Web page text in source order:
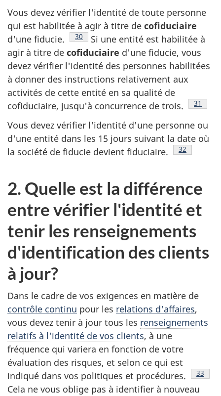
Vous devez vérifier l'identité de toute personne
qui est habilitée à agir à titre de cofiduciaire
d'une fiducie.
Note de bas de page
30
Si une entité est habilitée à
agir à titre de cofiduciaire d'une fiducie, vous
devez vérifier l'identité des personnes habilitées
à donner des instructions relativement aux
activités de cette entité en sa qualité de
cofiduciaire, jusqu'à concurrence de trois.
Note
31
Vous devez vérifier l'identité d'une personne ou
d'une entité dans les 15 jours suivant la date où
la société de fiducie devient fiduciaire.
Note de bas
32
2. Quelle est la différence
entre vérifier l'identité et
tenir les renseignements
d'identification des clients
à jour?
Dans le cadre de vos exigences en matière de
contrôle continu pour les relations d'affaires,
vous devez tenir à jour tous les renseignements
relatifs à l'identité de vos clients, à une
fréquence qui variera en fonction de votre
évaluation des risques, et selon ce qui est
indiqué dans vos politiques et procédures.
Note
33
Cela ne vous oblige pas à identifier à nouveau